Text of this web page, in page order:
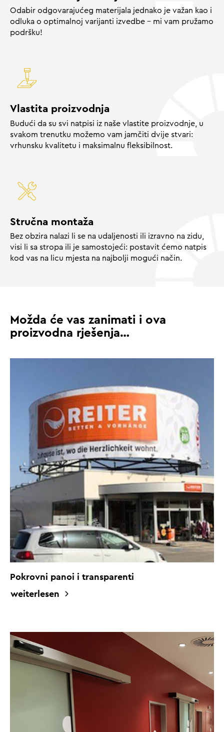
Odabir odgovarajućeg materijala jednako je važan kao i
odluka o optimalnoj varijanti izvedbe – mi vam pružamo
podršku!
Vlastita proizvodnja
Budući da su svi natpisi iz naše vlastite proizvodnje, u
svakom trenutku možemo vam jamčiti dvije stvari:
vrhunsku kvalitetu i maksimalnu fleksibilnost.
Stručna montaža
Bez obzira nalazi li se na udaljenosti ili izravno na zidu,
visi li sa stropa ili je samostojeći: postavit ćemo natpis
kod vas na licu mjesta na najbolji mogući način.
Možda će vas zanimati i ova
proizvodna rješenja…
Pokrovni panoi i transparenti
weiterlesen